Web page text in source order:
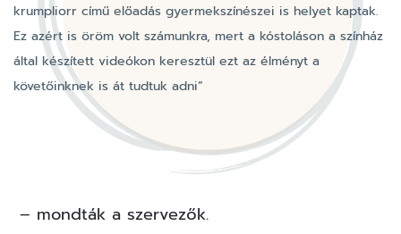
krumpliorr című előadás gyermekszínészei is helyet kaptak.
Ez azért is öröm volt számunkra, mert a kóstoláson a színház
által készített videókon keresztül ezt az élményt a
követőinknek is át tudtuk adni”
– mondták a szervezők.